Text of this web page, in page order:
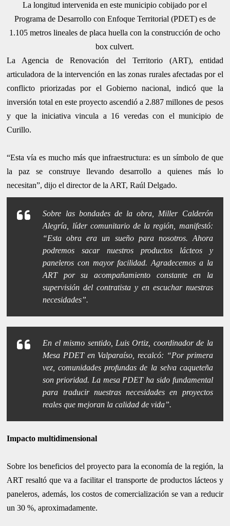
La longitud intervenida en este municipio cobijado por el
Programa de Desarrollo con Enfoque Territorial (PDET) es de
1.105 metros lineales de placa huella con la construcción de ocho
box culvert.
La Agencia de Renovación del Territorio (ART), entidad
articuladora de la intervención en las zonas rurales afectadas por el
conflicto priorizadas por el Gobierno nacional, indicó que la
inversión total en este proyecto ascendió a 2.887 millones de pesos
y que la iniciativa vincula a 16 veredas con el municipio de
Curillo.
“Esta vía es mucho más que infraestructura: es un símbolo de que
la paz se construye llevando desarrollo a quienes más lo
necesitan”, dijo el director de la ART, Raúl Delgado.
Sobre las bondades de la obra, Miller Calderón
Alegría, líder comunitario de la región, manifestó:
“Esta obra era un sueño para nosotros. Ahora
podremos sacar nuestros productos lácteos y
paneleros con mayor facilidad. Agradecemos a la
ART por su acompañamiento constante en la
supervisión del contratista y en escuchar nuestras
necesidades”.
En el mismo sentido, Luis Ortiz, coordinador de la
Mesa PDET en Valparaíso, recalcó: “Por primera
vez, comunidades profundas de la selva caqueteña
son prioridad. La mesa PDET ha sido fundamental
para traducir nuestras necesidades en proyectos
reales que mejoran la calidad de vida”.
Impacto multidimensional
Sobre los beneficios del proyecto para la economía de la región, la
ART resaltó que va a facilitar el transporte de productos lácteos y
paneleros, además, los costos de comercialización se van a reducir
un 30 %, aproximadamente.